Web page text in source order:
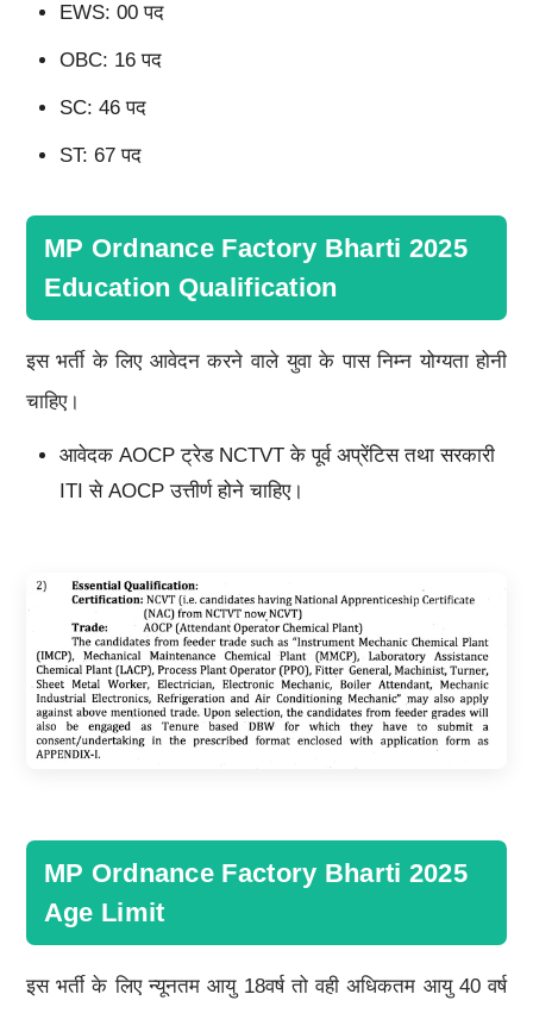
EWS: 00 पद
OBC: 16 पद
SC: 46 पद
ST: 67 पद
MP Ordnance Factory Bharti 2025
Education Qualification
इस भर्ती के लिए आवेदन करने वाले युवा के पास निम्न योग्यता होनी
चाहिए।
आवेदक AOCP ट्रेड NCTVT के पूर्व अप्रेंटिस तथा सरकारी
ITI से AOCP उत्तीर्ण होने चाहिए।
MP Ordnance Factory Bharti 2025
Age Limit
इस भर्ती के लिए न्यूनतम आयु 18वर्ष तो वही अधिकतम आयु 40 वर्ष